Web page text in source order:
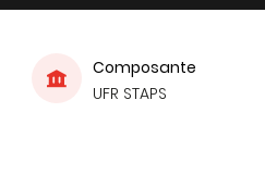
Composante
UFR STAPS